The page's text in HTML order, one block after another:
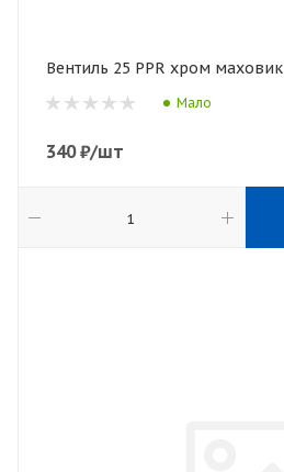
Вентиль 25 PPR хром маховик
Мало
340₽/шт